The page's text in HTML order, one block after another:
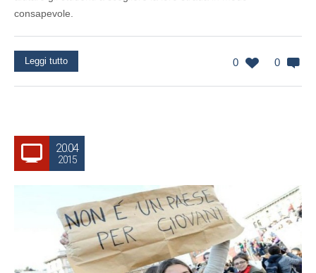
consapevole.
0 0
Leggi tutto
20.04
2015